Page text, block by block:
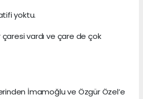
yoktu.
çaresi vardı ve çare de çok
İmamoğlu ve Özgür Özel’e